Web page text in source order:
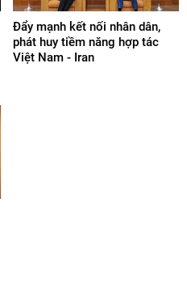
Đẩy mạnh kết nối nhân dân,
phát huy tiềm năng hợp tác
Việt Nam - Iran